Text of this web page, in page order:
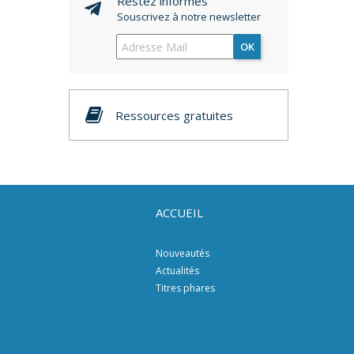
Souscrivez à notre newsletter
OK
Ressources gratuites
ACCUEIL
Nouveautés
Actualités
Titres phares